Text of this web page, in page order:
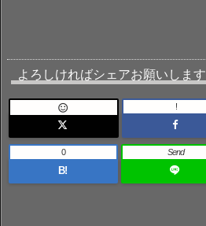
よろしければシェアお願いします
 !
B!
0 Send